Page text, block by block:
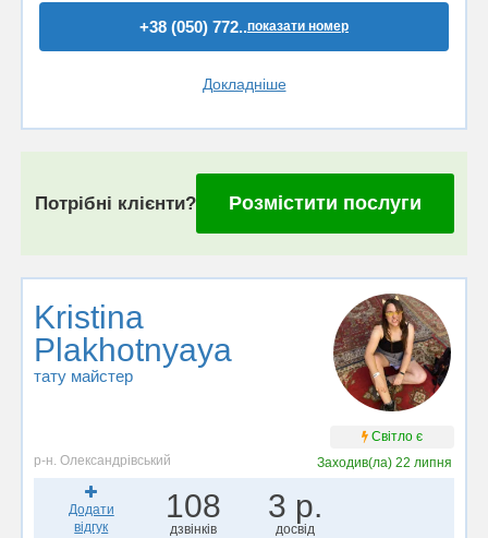
+38 (050) 772..показати номер
Докладніше
Потрібні клієнти? Розмістити послуги
Kristina
Plakhotnyaya
тату майстер
Світло є
р-н. Олександрівський
Заходив(ла) 22 липня
Додати
відгук
108
дзвінків
3 р.
досвід